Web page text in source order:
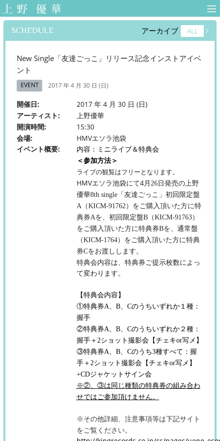
上野優華 オフィ
シャルサイト-
SCHEDULE ALL
アーカイブ
New Single「友達ごっこ」リリース記念インストアイベ
ント
EVENT 2017 年 4 月 30 日 (日)
開催日
2017 年 4 月 30 日 (日)
アーティスト
上野優華
開演時間
15:30
会場
HMVエソラ池袋
イベント概要
内容：ミニライブ＆特典会
＜参加方法＞
ライブの観覧はフリーとなります。
HMVエソラ池袋にて4月26日発売の上野
優華8th single「友達ごっこ」初回限定盤
A （KICM-91762 ）をご購入頂いた方に特
典券Aを、初回限定盤B（KICM-91763）
をご購入頂いた方に特典券Bを、通常盤
（KICM-1764）をご購入頂いた方に特典
券Cをお渡しします。
特典会内容は、特典券ご提示枚数によっ
て変わります。
【特典会内容】
①特典券A、B、Cのうちいずれか１種：
握手
②特典券A、B、Cのうちいずれか２種：
握手＋2ショット撮影会【チェキor写メ】
③特典券A、B、Cのうち3種すべて：握
手＋2ショット撮影会【チェキor写メ】
+CDジャケットサイン会
※②、③は同じ種類の特典券の組み合わ
せではご参加頂けません。
※ その他詳細、注意事項等は下記サイト
をご覧ください。